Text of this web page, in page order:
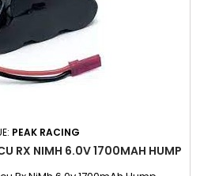
PEAK RACING
RX NIMH 6.0V 1700MAH HUMP